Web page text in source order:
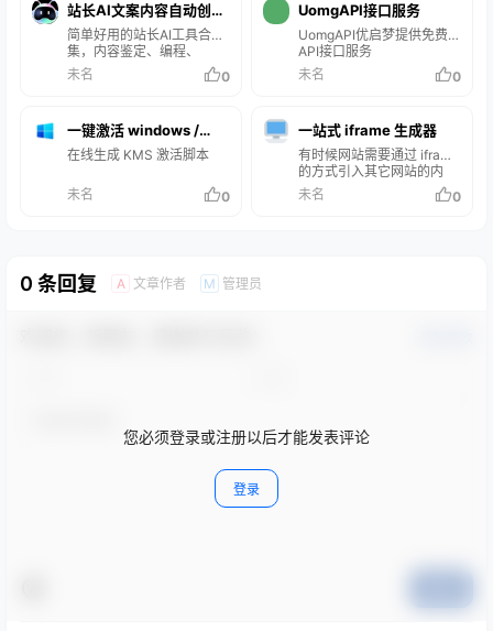
力等资源,深度求索团队仅用
半年时间便
站长AI文案内容自动创作
神器
简单好用的站长AI工具合
集，内容鉴定、编程、
SEO、智能写作等尽在其
中。
未名 0
UomgAPI接口服务
UomgAPI优启梦提供免费
API接口服务
未名
0
一键激活 windows /
office
在线生成 KMS 激活脚本
未名 0
一站式 iframe 生成器
有时候网站需要通过 iframe
的方式引入其它网站的内
容，通常手动调整引用的
iframe 窗口大小比较麻烦。
未名 0
0 条回复 A 文章作者 M 管理员
您必须登录或注册以后才能发表评论
登录